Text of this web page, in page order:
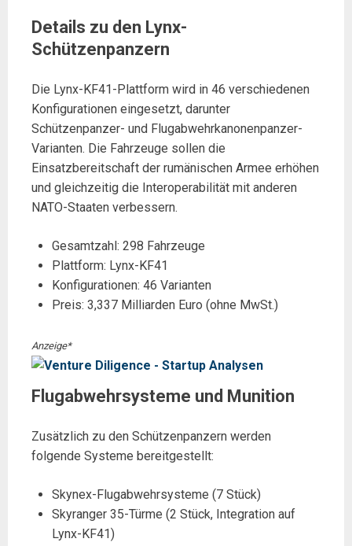
Details zu den Lynx-
Schützenpanzern
Die Lynx-KF41-Plattform wird in 46 verschiedenen
Konfigurationen eingesetzt, darunter
Schützenpanzer- und Flugabwehrkanonenpanzer-
Varianten. Die Fahrzeuge sollen die
Einsatzbereitschaft der rumänischen Armee erhöhen
und gleichzeitig die Interoperabilität mit anderen
NATO-Staaten verbessern.
Gesamtzahl: 298 Fahrzeuge
Plattform: Lynx-KF41
Konfigurationen: 46 Varianten
Preis: 3,337 Milliarden Euro (ohne MwSt.)
Anzeige*
Flugabwehrsysteme und Munition
Zusätzlich zu den Schützenpanzern werden
folgende Systeme bereitgestellt:
Skynex-Flugabwehrsysteme (7 Stück)
Skyranger 35-Türme (2 Stück, Integration auf
Lynx-KF41)